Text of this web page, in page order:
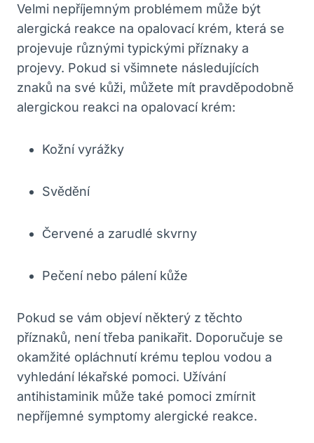
Velmi nepříjemným problémem může být
alergická⁣ reakce⁣ na opalovací ‍krém, která⁤ se
projevuje ‌různými typickými ⁤příznaky ⁢a​
projevy. Pokud si všimnete následujících
znaků na ‍své kůži, můžete mít pravděpodobně
alergickou reakci⁣ na opalovací ‍krém:
Kožní vyrážky
Svědění
Červené⁤ a zarudlé ​skvrny
Pečení nebo ‍pálení kůže
Pokud ⁤se ‌vám​ objeví některý z těchto
‍příznaků, není třeba panikařit. Doporučuje⁤ se⁣
okamžité ⁢opláchnutí krému teplou vodou a
vyhledání lékařské pomoci. ⁣Užívání
antihistaminik může také pomoci zmírnit
nepříjemné symptomy ⁢alergické‌ reakce.